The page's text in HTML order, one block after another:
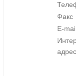
Факс
E-
адрес